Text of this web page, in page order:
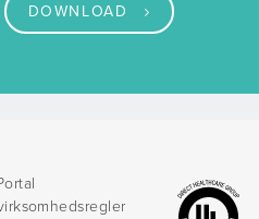
DOWNLOAD